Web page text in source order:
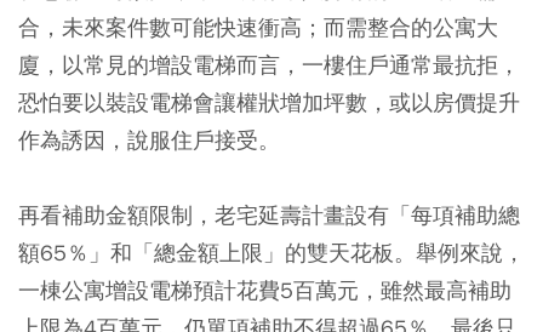
合，未來案件數可能快速衝高；而需整合的公寓大
廈，以常見的增設電梯而言，一樓住戶通常最抗拒，
恐怕要以裝設電梯會讓權狀增加坪數，或以房價提升
作為誘因，說服住戶接受。
再看補助金額限制，老宅延壽計畫設有「每項補助總
額65％」和「總金額上限」的雙天花板。舉例來說，
一棟公寓增設電梯預計花費5百萬元，雖然最高補助